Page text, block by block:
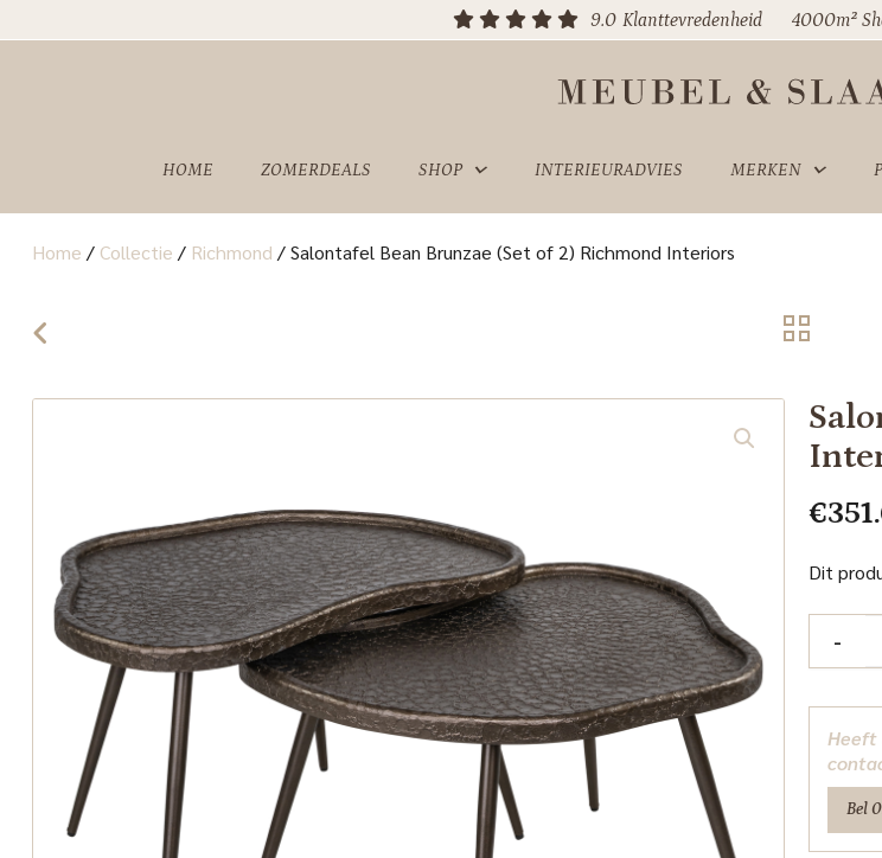
9.0 Klanttevredenheid 4000m²
HOME ZOMERDEALS SHOP INTERIEURADVIES MERKEN
SHOWROOM
Home / Collectie / Richmond /Salontafel Bean Brunzae (Set of 2) Richmond Interiors
€
Dit
-
Heeft
Bel